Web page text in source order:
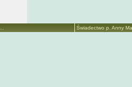
Świadectwo p. Anny